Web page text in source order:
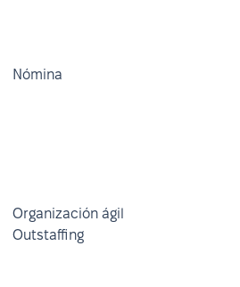
Nómina
Organización ágil
Outstaffing